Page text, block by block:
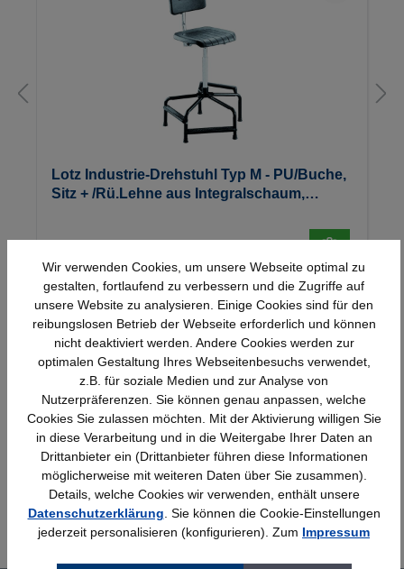
Lotz Industrie-Drehstuhl Typ M - PU/Buche,
Sitz + /Rü.Lehne aus Integralschaum,
Schnelle Lieferung Topmarken
Faire Preise
Erfahrung
Bewährt seit 1958
Kostenlose Beratung
(04205) 635940
Wir verwenden Cookies, um unsere Webseite optimal zu
gestalten, fortlaufend zu verbessern und die Zugriffe auf
unsere Website zu analysieren. Einige Cookies sind für den
reibungslosen Betrieb der Webseite erforderlich und können
nicht deaktiviert werden. Andere Cookies werden zur
optimalen Gestaltung Ihres Webseitenbesuchs verwendet,
z.B. für soziale Medien und zur Analyse von
Nutzerpräferenzen. Sie können genau anpassen, welche
Cookies Sie zulassen möchten. Mit der Aktivierung willigen Sie
in diese Verarbeitung und in die Weitergabe Ihrer Daten an
Drittanbieter ein (Drittanbieter führen diese Informationen
möglicherweise mit weiteren Daten über Sie zusammen).
Details, welche Cookies wir verwenden, enthält unsere
Datenschutzerklärung . Sie können die Cookie-Einstellungen
jederzeit personalisieren (konfigurieren). Zum Impressum